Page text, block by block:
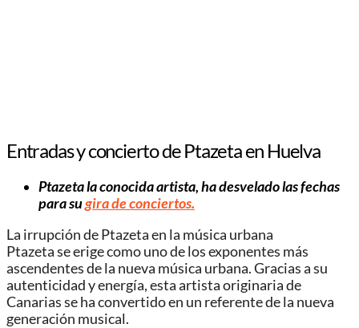
Entradas y concierto de Ptazeta en Huelva
Ptazeta la conocida artista, ha desvelado las fechas
para sugira de conciertos.
La irrupción de Ptazeta en la música urbana
Ptazeta se erige como uno de los exponentes más
ascendentes de la nueva música urbana. Gracias a su
autenticidad y energía, esta artista originaria de
Canarias se ha convertido en un referente de la nueva
generación musical.